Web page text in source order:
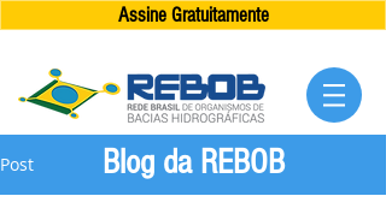
Assine Gratuitamente
Post Blog da REBOB